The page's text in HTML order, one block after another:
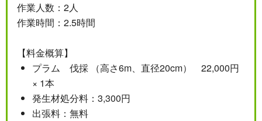
作業人数：2人
作業時間：2.5時間
【料金概算】
プラム 伐採 （高さ6m、直径20cm） 22,000円
× 1本
発生材処分料：3,300円
出張料：無料